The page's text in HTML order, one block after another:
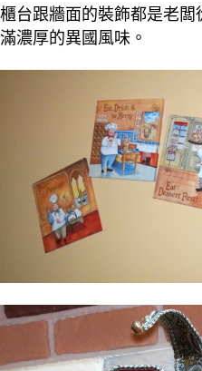
櫃台跟牆面的裝飾都是老
滿濃厚的異國風味。